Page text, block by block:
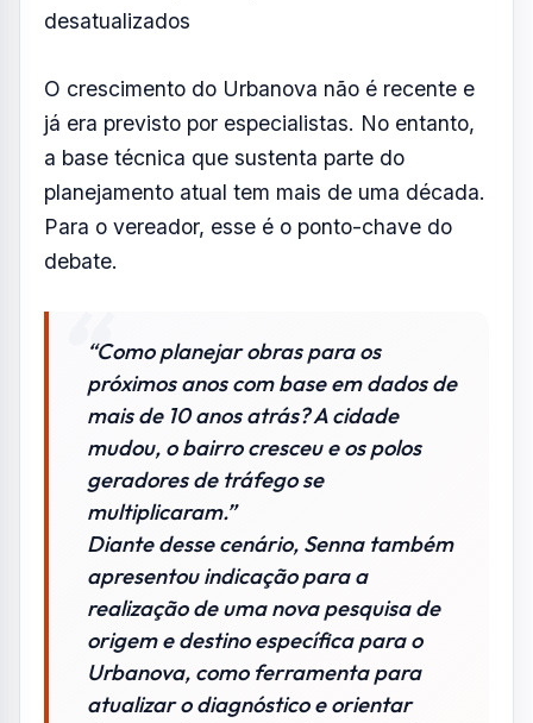
desatualizados
O crescimento do Urbanova não é recente e
já era previsto por especialistas. No entanto,
a base técnica que sustenta parte do
planejamento atual tem mais de uma década.
Para o vereador, esse é o ponto-chave do
debate.
“Como planejar obras para os
próximos anos com base em dados de
mais de 10 anos atrás? A cidade
mudou, o bairro cresceu e os polos
geradores de tráfego se
multiplicaram.”
Diante desse cenário, Senna também
apresentou indicação para a
realização de uma nova pesquisa de
origem e destino específica para o
Urbanova, como ferramenta para
atualizar o diagnóstico e orientar